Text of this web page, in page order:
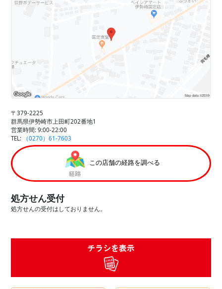
〒379-2225
群馬県伊勢崎市上田町202番地1
営業時間: 9:00-22:00
TEL:
（0270）61-7603
この店舗の経路を調べる
処方せん受付
処方せんの受付はしておりません。